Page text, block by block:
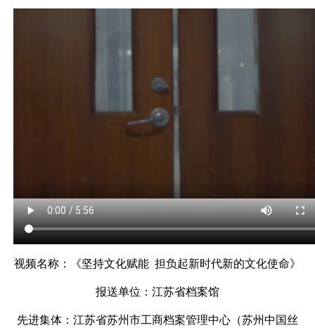
视频名称：《坚持文化赋能 担负起新时代新的文化使命》
报送单位：江苏省档案馆
先进集体：江苏省苏州市工商档案管理中心（苏州中国丝